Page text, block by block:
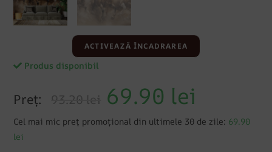
ACTIVEAZĂ ÎNCADRAREA
Produs disponibil
Preț: 93.20 lei 69.90 lei
Cel mai mic preț promoțional din ultimele 30 de zile: 69.90
lei